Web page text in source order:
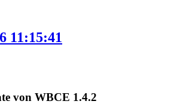
11:15:41
von WBCE 1.4.2